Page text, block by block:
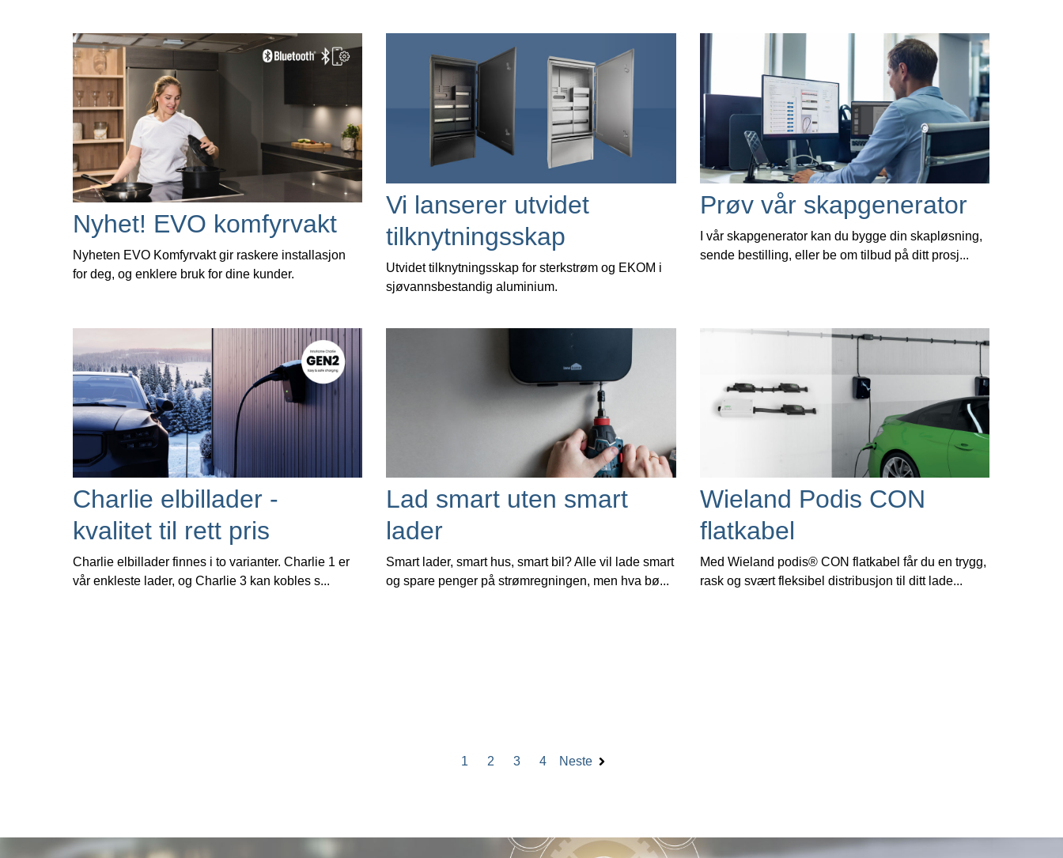
Nyhet! EVO komfyrvakt
Nyheten EVO Komfyrvakt gir raskere installasjon
for deg, og enklere bruk for dine kunder.
Vi lanserer utvidet
tilknytningsskap
Utvidet tilknytningsskap for sterkstrøm og EKOM i
sjøvannsbestandig aluminium.
Prøv vår skapgenerator
I vår skapgenerator kan du bygge din skapløsning,
sende bestilling, eller be om tilbud på ditt prosj...
Charlie elbillader -
kvalitet til rett pris
Charlie elbillader finnes i to varianter. Charlie 1 er
vår enkleste lader, og Charlie 3 kan kobles s...
Lad smart uten smart
lader
Smart lader, smart hus, smart bil? Alle vil lade smart
og spare penger på strømregningen, men hva bø...
Wieland Podis CON
flatkabel
Med Wieland podis® CON flatkabel får du en trygg,
rask og svært fleksibel distribusjon til ditt lade...
1 2 3 4 Neste